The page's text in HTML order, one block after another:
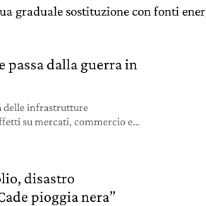
graduale sostituzione con fonti
passa dalla guerra in
delle infrastrutture
su mercati, commercio e
disastro
pioggia nera”